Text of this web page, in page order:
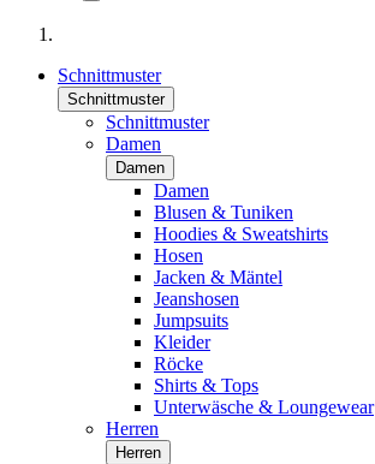
Schnittmuster
Schnittmuster
Schnittmuster
Damen
Damen
Damen
Blusen & Tuniken
Hoodies & Sweatshirts
Hosen
Jacken & Mäntel
Jeanshosen
Jumpsuits
Kleider
Röcke
Shirts & Tops
Unterwäsche & Loungewear
Herren
Herren